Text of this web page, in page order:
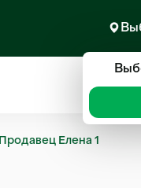
Продавец Елена 1